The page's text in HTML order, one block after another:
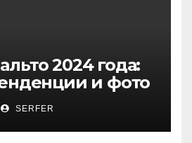
2024 года:
и фото
SERFER